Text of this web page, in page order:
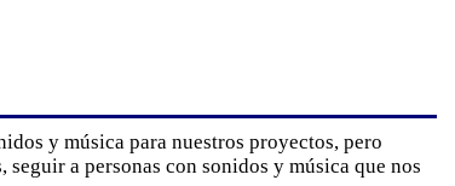
y música para nuestros proyectos, pero
a personas con sonidos y música que nos